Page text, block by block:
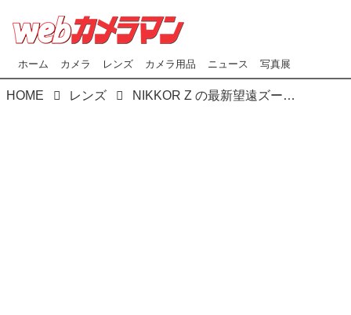
ホーム カメラ レンズ カメラ用品 ニュース 写真展
HOME レンズ NIKKOR Z の最新望遠ズーム「Z 180-600mm f/5.6-6.3 VR」と「Z 70-180mm f/2.8」をプロカメラマンが真夏のサーキットで使ってみた